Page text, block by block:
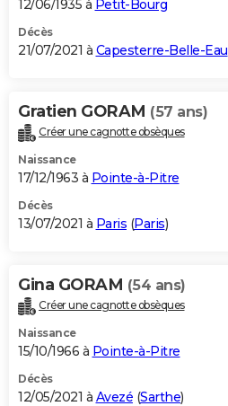
12/06/1935 à Petit-Bourg
Décès
21/07/2021 à Capesterre-Belle-Eau
Gratien GORAM (57 ans)
Créer une cagnotte obsèques
Naissance
17/12/1963 à Pointe-à-Pitre
Décès
13/07/2021 à Paris (Paris)
Gina GORAM (54 ans)
Créer une cagnotte obsèques
Naissance
15/10/1966 à Pointe-à-Pitre
Décès
12/05/2021 à Avezé (Sarthe)